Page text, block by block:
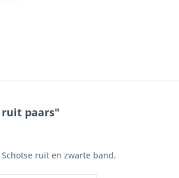
ruit paars"
ruit en zwarte band.